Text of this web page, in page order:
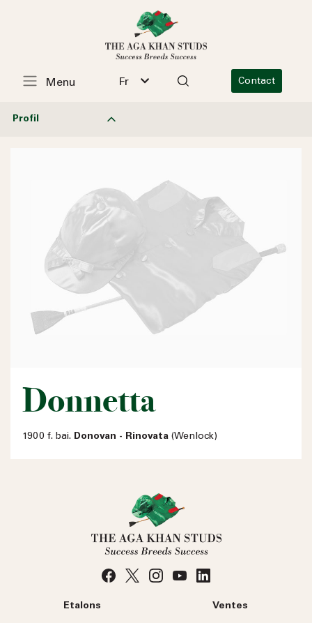
Fr Contact
Menu
Profil
Donnetta
1900 f. bai. Donovan - Rinovata (Wenlock)
Etalons Ventes